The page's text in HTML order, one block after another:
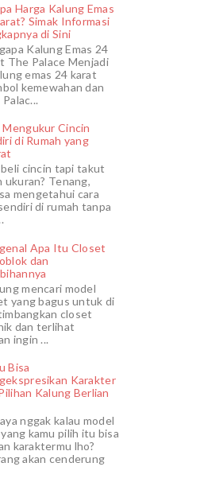
Harga Kalung Emas
Simak Informasi
di Sini
Kalung Emas 24
The Palace Menjadi
emas 24 karat
kemewahan dan
Mengukur Cincin
di Rumah yang
cincin tapi takut
ukuran? Tenang,
mengetahui cara
di rumah tanpa
Apa Itu Closet
dan
mencari model
yang bagus untuk di
closet
dan terlihat
ingin ...
Bisa
Karakter
Kalung Berlian
nggak kalau model
kamu pilih itu bisa
karaktermu lho?
akan cenderung